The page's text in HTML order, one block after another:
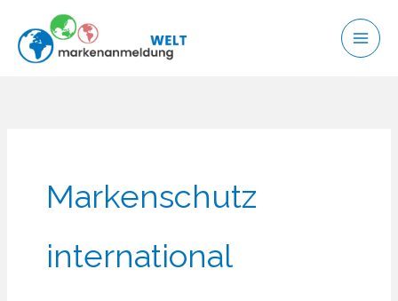
Inhalt
springen
Markenschutz
international